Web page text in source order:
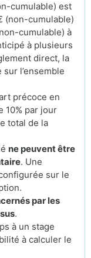
cumulable) est
(non-cumulable)
cumulable) à
à plusieurs
direct, la
l’ensemble
précoce en
10% par jour
total de la
ne peuvent être
. Une
sur le
par les
.
à un stage
à calculer le